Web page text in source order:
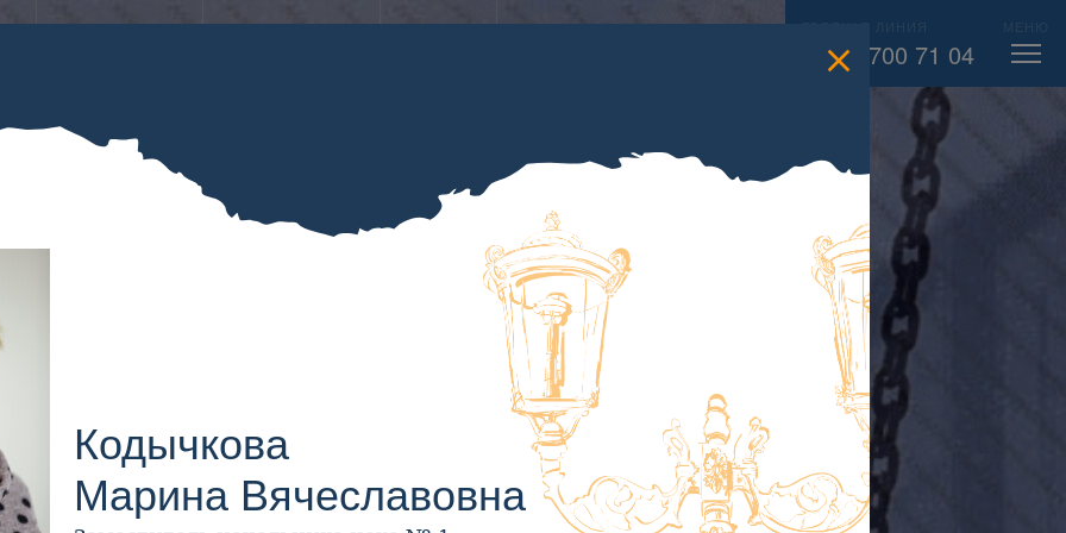
Запах газа? ВЫЗВАТЬ СЛЕСАРЯ
Строительство
Жителям
Для
Пресс-
8 800 700 71 04
Кодычкова
Марина Вячеславовна